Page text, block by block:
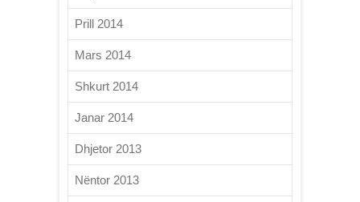
Prill 2014
Mars 2014
Shkurt 2014
Janar 2014
Dhjetor 2013
Nëntor 2013